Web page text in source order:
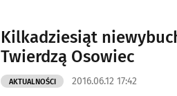
Kilkadziesiąt
Twierdzą Osowiec
AKTUALNOŚCI 2016.06.12 17:42